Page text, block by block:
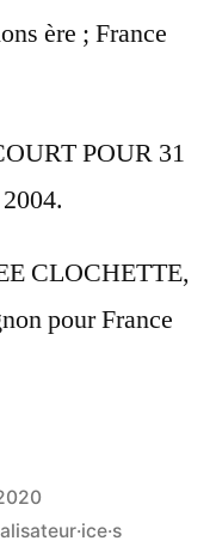
ère ; France
POUR 31
CLOCHETTE,
pour France